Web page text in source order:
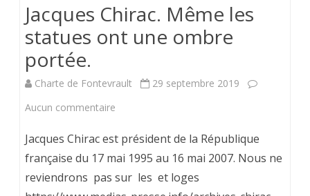
Jacques Chirac. Même les
statues ont une ombre
portée.
Charte de Fontevrault
29 septembre 2019
Aucun commentaire
Chirac.
Même
Jacques Chirac est président de la République
française du 17 mai 1995 au 16 mai 2007. Nous ne
reviendrons pas sur les et loges